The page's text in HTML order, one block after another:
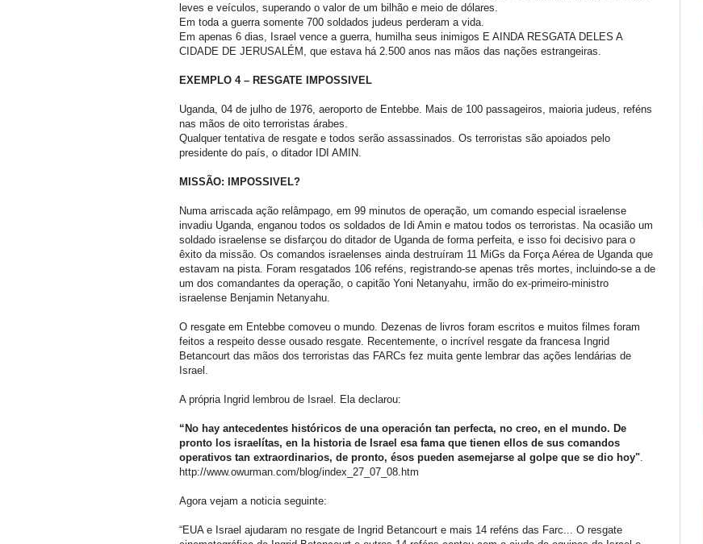
leves e veículos, superando o valor de um bilhão e meio de dólares.
Em toda a guerra somente 700 soldados judeus perderam a vida.
Em apenas 6 dias, Israel vence a guerra, humilha seus inimigos E AINDA RESGATA DELES A
CIDADE DE JERUSALÉM, que estava há 2.500 anos nas mãos das nações estrangeiras.
EXEMPLO 4 – RESGATE IMPOSSIVEL
Uganda, 04 de julho de 1976, aeroporto de Entebbe. Mais de 100 passageiros, maioria judeus, reféns
nas mãos de oito terroristas árabes.
Qualquer tentativa de resgate e todos serão assassinados. Os terroristas são apoiados pelo
presidente do país, o ditador IDI AMIN.
MISSÃO: IMPOSSIVEL?
Numa arriscada ação relâmpago, em 99 minutos de operação, um comando especial israelense
invadiu Uganda, enganou todos os soldados de Idi Amin e matou todos os terroristas. Na ocasião um
soldado israelense se disfarçou do ditador de Uganda de forma perfeita, e isso foi decisivo para o
êxito da missão. Os comandos israelenses ainda destruíram 11 MiGs da Força Aérea de Uganda que
estavam na pista. Foram resgatados 106 reféns, registrando-se apenas três mortes, incluindo-se a de
um dos comandantes da operação, o capitão Yoni Netanyahu, irmão do ex-primeiro-ministro
israelense Benjamin Netanyahu.
O resgate em Entebbe comoveu o mundo. Dezenas de livros foram escritos e muitos filmes foram
feitos a respeito desse ousado resgate. Recentemente, o incrível resgate da francesa Ingrid
Betancourt das mãos dos terroristas das FARCs fez muita gente lembrar das ações lendárias de
Israel.
A própria Ingrid lembrou de Israel. Ela declarou:
“No hay antecedentes históricos de una operación tan perfecta, no creo, en el mundo. De
pronto los israelítas, en la historia de Israel esa fama que tienen ellos de sus comandos
operativos tan extraordinarios, de pronto, ésos pueden asemejarse al golpe que se dio hoy"
http://www.owurman.com/blog/index_27_07_08.htm
Agora vejam a noticia seguinte:
“EUA e Israel ajudaram no resgate de Ingrid Betancourt e mais 14 reféns das Farc... O resgate